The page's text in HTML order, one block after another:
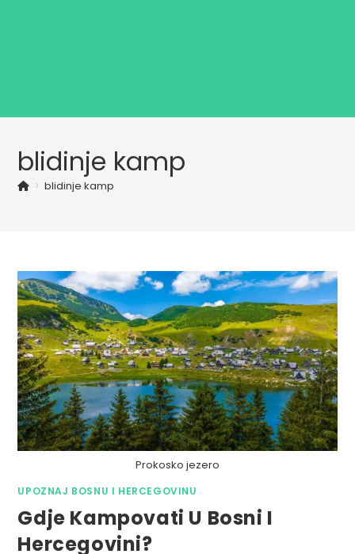
blidinje kamp
> blidinje kamp
Prokosko jezero
UPOZNAJ BOSNU I HERCEGOVINU
Gdje Kampovati U Bosni I
Hercegovini?